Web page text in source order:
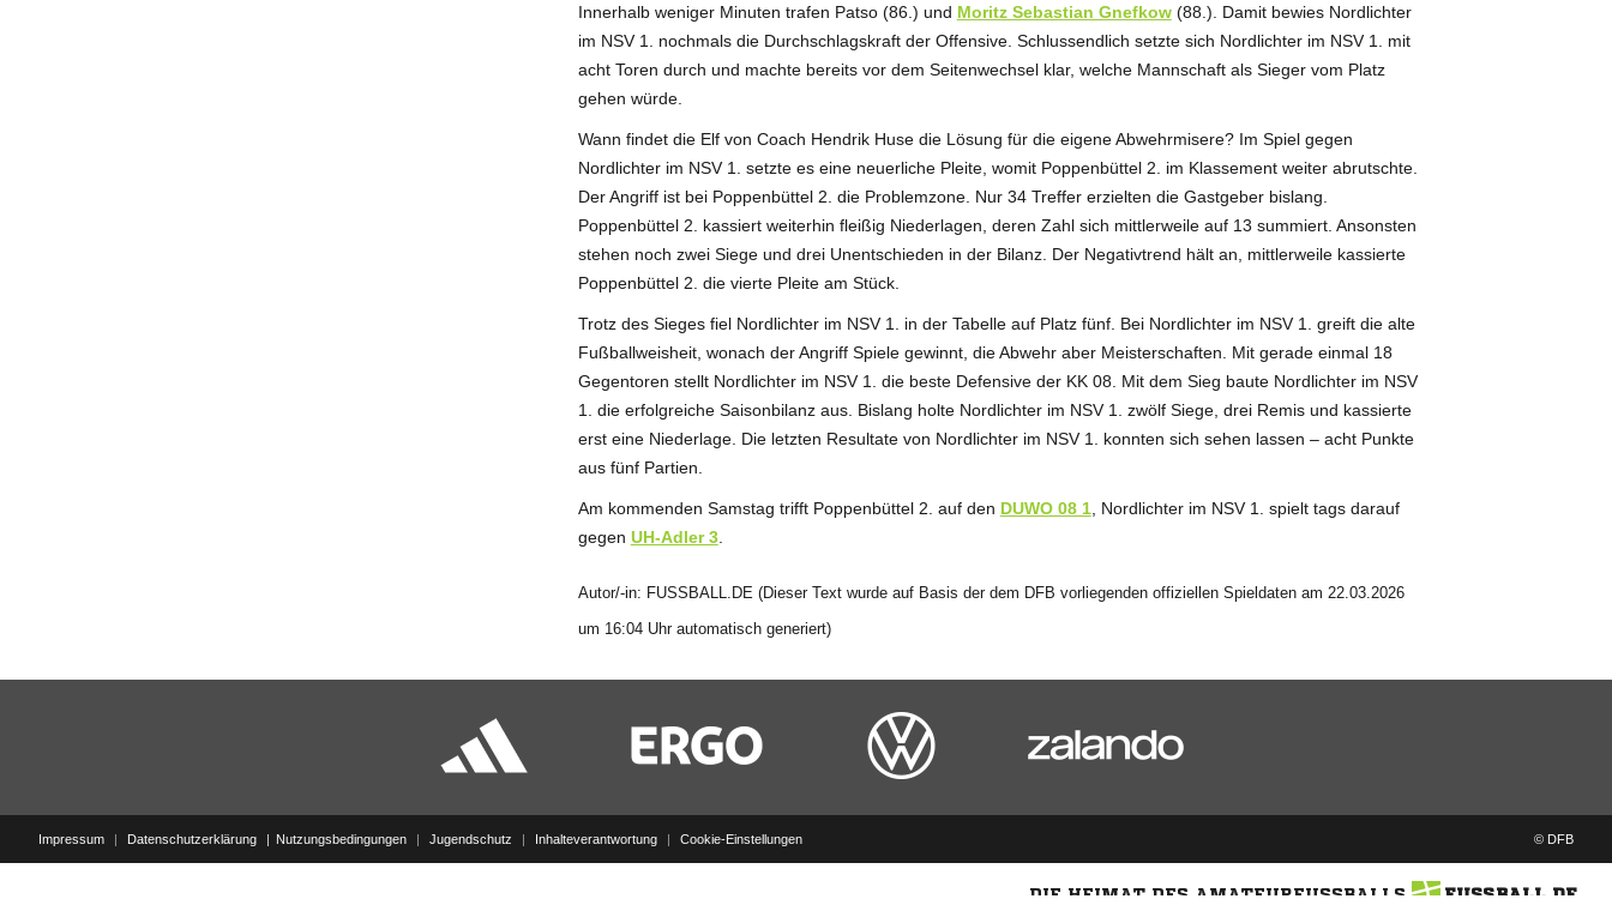
Innerhalb weniger Minuten trafen Patso (86.) und Moritz Sebastian Gnefkow(88.). Damit bewies Nordlichter
im NSV 1. nochmals die Durchschlagskraft der Offensive. Schlussendlich setzte sich Nordlichter im NSV 1. mit
acht Toren durch und machte bereits vor dem Seitenwechsel klar, welche Mannschaft als Sieger vom Platz
gehen würde.
Wann findet die Elf von Coach Hendrik Huse die Lösung für die eigene Abwehrmisere? Im Spiel gegen
Nordlichter im NSV 1. setzte es eine neuerliche Pleite, womit Poppenbüttel 2. im Klassement weiter abrutschte.
Der Angriff ist bei Poppenbüttel 2. die Problemzone. Nur 34 Treffer erzielten die Gastgeber bislang.
Poppenbüttel 2. kassiert weiterhin fleißig Niederlagen, deren Zahl sich mittlerweile auf 13 summiert. Ansonsten
stehen noch zwei Siege und drei Unentschieden in der Bilanz. Der Negativtrend hält an, mittlerweile kassierte
Poppenbüttel 2. die vierte Pleite am Stück.
Trotz des Sieges fiel Nordlichter im NSV 1. in der Tabelle auf Platz fünf. Bei Nordlichter im NSV 1. greift die alte
Fußballweisheit, wonach der Angriff Spiele gewinnt, die Abwehr aber Meisterschaften. Mit gerade einmal 18
Gegentoren stellt Nordlichter im NSV 1. die beste Defensive der KK 08. Mit dem Sieg baute Nordlichter im NSV
1. die erfolgreiche Saisonbilanz aus. Bislang holte Nordlichter im NSV 1. zwölf Siege, drei Remis und kassierte
erst eine Niederlage. Die letzten Resultate von Nordlichter im NSV 1. konnten sich sehen lassen – acht Punkte
aus fünf Partien.
Am kommenden Samstag trifft Poppenbüttel 2. auf den DUWO 08 1, Nordlichter im NSV 1. spielt tags darauf
gegen UH-Adler 3.
Autor/-in: FUSSBALL.DE (Dieser Text wurde auf Basis der dem DFB vorliegenden offiziellen Spieldaten am 22.03.2026
um 16:04 Uhr automatisch generiert)
Impressum | Datenschutzerklärung Nutzungsbedingungen | Jugendschutz | Inhalteverantwortung | Cookie-Einstellungen © DFB
DIE HEIMAT DES AMATEURFUSSBALLS FUSSBALL.DE